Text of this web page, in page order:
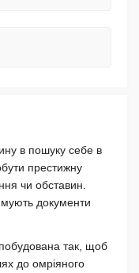
в пошуку себе в
престижну
чи обставин.
документи
так, щоб
до омріяного